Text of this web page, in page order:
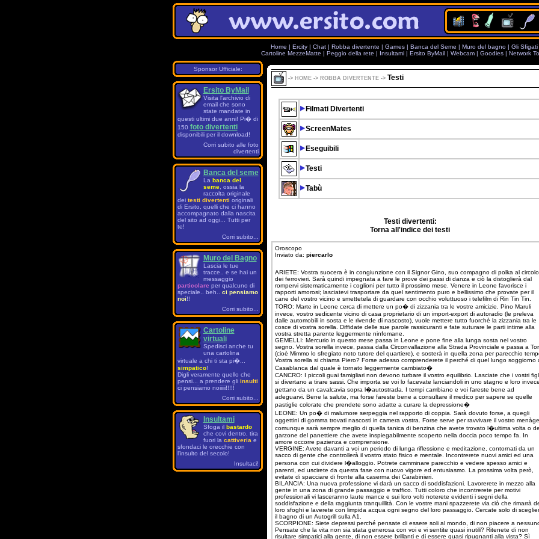
Home | Ercity | Chat | Robba divertente | Games | Banca del Seme | Muro del bagno | Gli Sfigati
Cartoline MezzeMatte | Peggio della rete | Insultami | Ersito ByMail | Webcam | Goodies | Network
Sponsor Ufficiale:
Ersito ByMail
Visita l'archivio di
email che sono
state mandate in
questi ultimi due anni! Pi� di
150 foto divertenti
disponibili per il download!
Corri subito alle foto
divertenti
Banca del seme
La banca del
seme, ossia la
raccolta originale
dei testi divertenti originali
di Ersito, quelli che ci hanno
accompagnato dalla nascita
del sito ad oggi... Tutti per
te!
Corri subito...
Muro del Bagno
Lascia le tue
tracce.. e se hai un
messaggio
particolare per qualcuno di
speciale.. beh.. ci pensiamo
noi!!
Corri subito...
Cartoline
virtuali
Spedisci anche tu
una cartolina
virtuale a chi ti sta pi�...
simpatico!
Digli veramente quello che
pensi... a prendere gli insulti
ci pensiamo noiiiii!!!!!
Corri subito...
Insultami
Sfoga il bastardo
che covi dentro, tira
fuori la cattiveria e
sfondaci le orecchie con
l'insulto del secolo!
Insultaci!
-> HOME -> ROBBA DIVERTENTE -> Testi
Filmati Divertenti
ScreenMates
Eseguibili
Testi
Tabù
Testi divertenti:
Torna all'indice dei testi
Oroscopo
Inviato da: piercarlo
ARIETE: Vostra suocera è in congiunzione con il Signor Gino, suo compagno di polka al circolo
dei ferrovieri. Sarà quindi impegnata a fare le prove dei passi di danza e ciò la distoglierà dal
rompervi sistematicamente i coglioni per tutto il prossimo mese. Venere in Leone favorisce i
rapporti amorosi; lasciatevi trasportare da quel sentimento puro e bellissimo che provate per il
cane del vostro vicino e smettetela di guardare con occhio voluttuoso i telefilm di Rin Tin Tin.
TORO: Marte in Leone cerca di mettere un po� di zizzania tra le vostre amicizie. Pino Maruli
invece, vostro sedicente vicino di casa proprietario di un import-export di autoradio (le preleva
dalle automobili in sosta e le rivende di nascosto), vuole mettere tutto fuorchè la zizzania tra le
cosce di vostra sorella. Diffidate delle sue parole rassicuranti e fate suturare le parti intime alla
vostra stretta parente leggermente ninfomane.
GEMELLI: Mercurio in questo mese passa in Leone e pone fine alla lunga sosta nel vostro
segno. Vostra sorella invece, passa dalla Circonvallazione alla Strada Provinciale e passa a
(cioè Mimmo lo sfregiato noto tutore del quartiere), e sosterà in quella zona per parecchio
Vostra sorella si chiama Piero? Forse adesso comprenderete il perché di quel lungo soggiorno
Casablanca dal quale è tornato leggermente cambiato�
CANCRO: I piccoli guai famigliari non devono turbare il vostro equilibrio. Lasciate che i vostri
si divertano a tirare sassi. Che importa se voi lo facevate lanciandoli in uno stagno e loro
gettano da un cavalcavia sopra l�autostrada. I tempi cambiano e voi fareste bene ad
adeguarvi. Bene la salute, ma forse fareste bene a consultare il medico per sapere se quelle
pastiglie colorate che prendete sono adatte a curare la depressione�
LEONE: Un po� di malumore serpeggia nel rapporto di coppia. Sarà dovuto forse, a quegli
oggettini di gomma trovati nascosti in camera vostra. Forse serve per ravvivare il vostro
comunque sarà sempre meglio di quella tanica di benzina che avete trovato l�ultima volta o
garzone del panettiere che avete inspiegabilmente scoperto nella doccia poco tempo fa. In
amore occorre pazienza e comprensione.
VERGINE: Avete davanti a voi un periodo di lunga riflessione e meditazione, contornati da un
sacco di gente che controllerà il vostro stato fisico e mentale. Incontrerete nuovi amici ed una
persona con cui dividere l�alloggio. Potrete camminare parecchio e vedere spesso amici e
parenti, ed uscirete da questa fase con nuovo vigore ed entusiasmo. La prossima volta però,
evitate di spacciare di fronte alla caserma dei Carabinieri.
BILANCIA: Una nuova professione vi darà un sacco di soddisfazioni. Lavorerete in mezzo alla
gente in una zona di grande passaggio e traffico. Tutti coloro che incontrerete per motivi
professionali vi lasceranno laute mance e sui loro volti noterete evidenti i segni della
soddisfazione e della raggiunta tranquillità. Con le vostre mani spazzerete via ciò che rimarrà
loro sfoghi e laverete con limpida acqua ogni segno del loro passaggio. Cercate solo di
il bagno di un Autogrill sulla A1.
SCORPIONE: Siete depressi perché pensate di essere soli al mondo, di non piacere a
Pensate che la vita non sia stata generosa con voi e vi sentite quasi inutili? Ritenete di non
risultare simpatici alla gente, di non essere brillanti e di essere quasi ripugnanti alla vista? Sì